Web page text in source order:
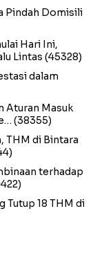
Pindah Domisili
Hari Ini,
Lintas (45328)
dalam
Aturan Masuk
(38355)
THM di Bintara
terhadap
Tutup 18 THM di